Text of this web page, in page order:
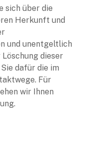
sich über die
Herkunft und
und unentgeltlich
dieser
dafür die im
Für
wir Ihnen